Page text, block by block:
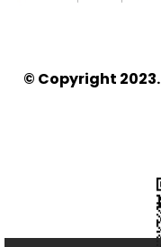
© Copyright 2023.